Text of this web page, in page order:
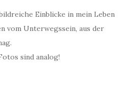
Einblicke in mein Leben
vom Unterwegssein, aus der
sind analog!